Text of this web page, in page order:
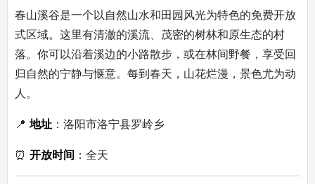
春山溪谷是一个以自然山水和田园风光为特色的免费开放
式区域。这里有清澈的溪流、茂密的树林和原生态的村
落。你可以沿着溪边的小路散步，或在林间野餐，享受回
归自然的宁静与惬意。每到春天，山花烂漫，景色尤为动
人。
📍 地址 ：洛阳市洛宁县罗岭乡
⏰ 开放时间 ：全天